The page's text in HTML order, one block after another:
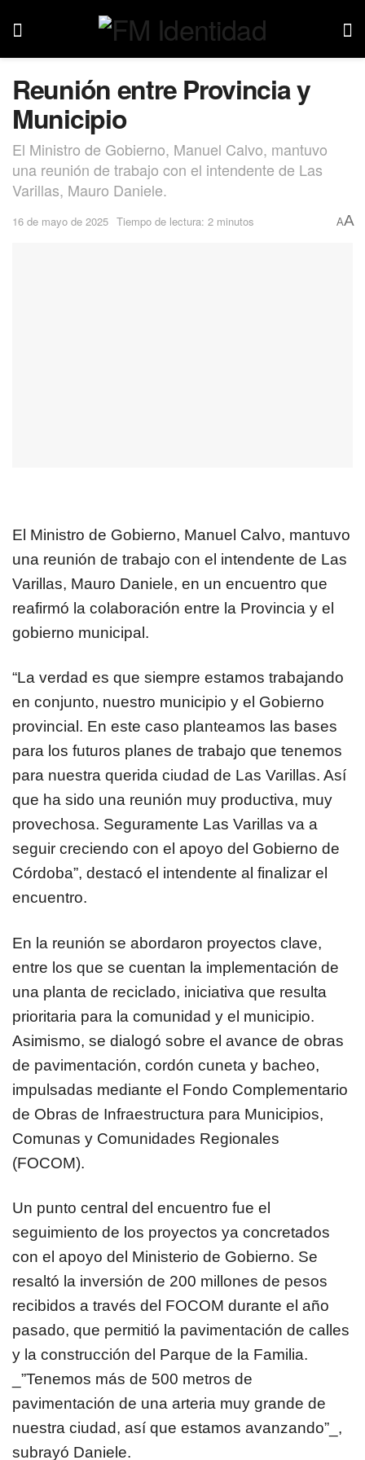
Reunión entre Provincia y
Municipio
El Ministro de Gobierno, Manuel Calvo, mantuvo
una reunión de trabajo con el intendente de Las
Varillas, Mauro Daniele.
16 de mayo de 2025 Tiempo de lectura: 2 minutos AA
El Ministro de Gobierno, Manuel Calvo, mantuvo
una reunión de trabajo con el intendente de Las
Varillas, Mauro Daniele, en un encuentro que
reafirmó la colaboración entre la Provincia y el
gobierno municipal.
“La verdad es que siempre estamos trabajando
en conjunto, nuestro municipio y el Gobierno
provincial. En este caso planteamos las bases
para los futuros planes de trabajo que tenemos
para nuestra querida ciudad de Las Varillas. Así
que ha sido una reunión muy productiva, muy
provechosa. Seguramente Las Varillas va a
seguir creciendo con el apoyo del Gobierno de
Córdoba”, destacó el intendente al finalizar el
encuentro.
En la reunión se abordaron proyectos clave,
entre los que se cuentan la implementación de
una planta de reciclado, iniciativa que resulta
prioritaria para la comunidad y el municipio.
Asimismo, se dialogó sobre el avance de obras
de pavimentación, cordón cuneta y bacheo,
impulsadas mediante el Fondo Complementario
de Obras de Infraestructura para Municipios,
Comunas y Comunidades Regionales
(FOCOM).
Un punto central del encuentro fue el
seguimiento de los proyectos ya concretados
con el apoyo del Ministerio de Gobierno. Se
resaltó la inversión de 200 millones de pesos
recibidos a través del FOCOM durante el año
pasado, que permitió la pavimentación de calles
y la construcción del Parque de la Familia.
_”Tenemos más de 500 metros de
pavimentación de una arteria muy grande de
nuestra ciudad, así que estamos avanzando”_,
subrayó Daniele.